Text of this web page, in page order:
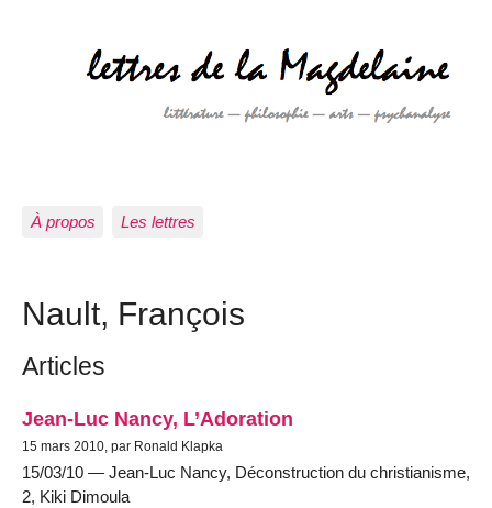
À propos Les lettres
Nault, François
Articles
Jean-Luc Nancy, L’Adoration
15 mars 2010, par Ronald Klapka
15/03/10 — Jean-Luc Nancy, Déconstruction du christianisme,
2, Kiki Dimoula